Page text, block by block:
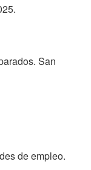
San
de empleo.